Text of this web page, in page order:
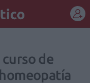
de